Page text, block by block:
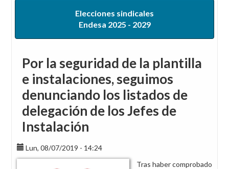
Elecciones sindicales
Endesa 2025 - 2029
Por la seguridad de la plantilla
e instalaciones, seguimos
denunciando los listados de
delegación de los Jefes de
Instalación
Lun, 08/07/2019 - 14:24
Tras haber comprobado